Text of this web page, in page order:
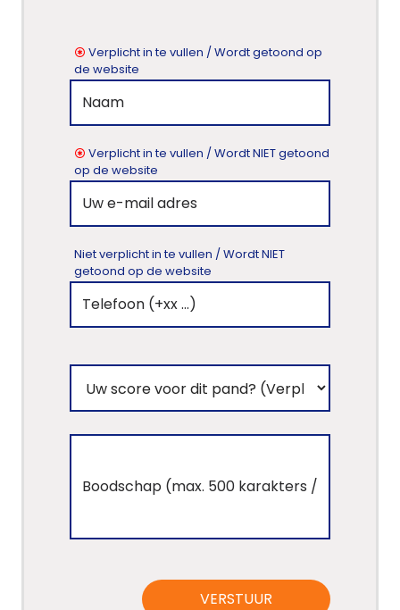
Verplicht in te vullen / Wordt getoond op
de website
Verplicht in te vullen / Wordt NIET getoond
op de website
Niet verplicht in te vullen / Wordt NIET
getoond op de website
VERSTUUR